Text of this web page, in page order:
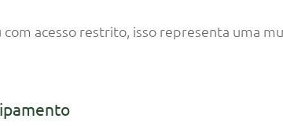
acesso restrito, isso representa uma